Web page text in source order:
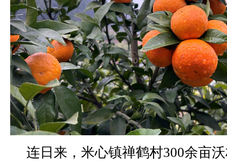
连日来，米心镇禅鹤村300余亩